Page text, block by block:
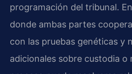
programación del tribunal.
donde ambas partes
con las pruebas genéticas y
adicionales sobre custodia o